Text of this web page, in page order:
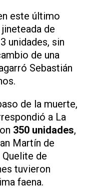
este último
de
unidades, sin
de una
Sebastián
de la muerte,
a La
350 unidades,
Martín de
Quelite de
tuvieron
faena.